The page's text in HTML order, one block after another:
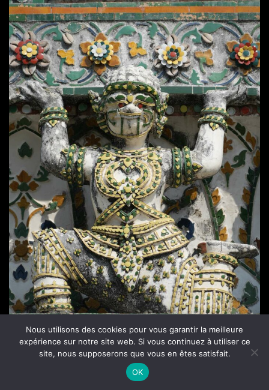
Nous utilisons des cookies pour vous garantir la meilleure
expérience sur notre site web. Si vous continuez à utiliser ce
site, nous supposerons que vous en êtes satisfait.
OK